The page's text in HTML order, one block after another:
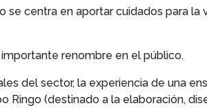
se centra en aportar cuidados para la
renombre en el público.
del sector, la experiencia de una
Ringo (destinado a la elaboración,